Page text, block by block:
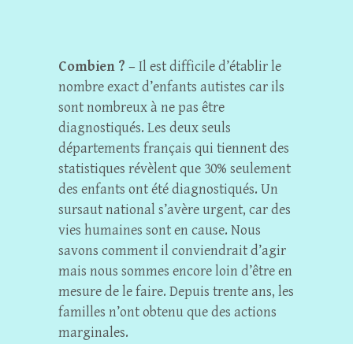
Combien ? – Il est difficile d’établir le
nombre exact d’enfants autistes car ils
sont nombreux à ne pas être
diagnostiqués. Les deux seuls
départements français qui tiennent des
statistiques révèlent que 30% seulement
des enfants ont été diagnostiqués. Un
sursaut national s’avère urgent, car des
vies humaines sont en cause. Nous
savons comment il conviendrait d’agir
mais nous sommes encore loin d’être en
mesure de le faire. Depuis trente ans, les
familles n’ont obtenu que des actions
marginales.